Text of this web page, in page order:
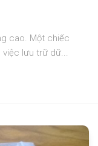
cao. Một chiếc
lưu trữ dữ...